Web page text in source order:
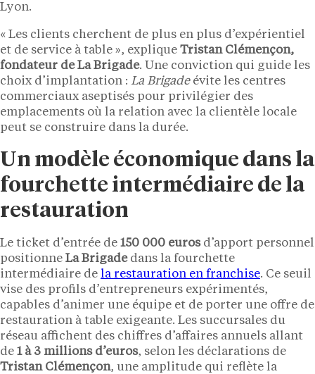
Lyon.
« Les clients cherchent de plus en plus d’expérientiel
et de service à table », explique Tristan Clémençon,
fondateur de La Brigade. Une conviction qui guide les
choix d’implantation : La Brigadeévite les centres
commerciaux aseptisés pour privilégier des
emplacements où la relation avec la clientèle locale
peut se construire dans la durée.
Un modèle économique dans la
fourchette intermédiaire de la
restauration
Le ticket d’entrée de 150 000 eurosd’apport personnel
positionne La Brigadedans la fourchette
intermédiaire de la restauration en franchise. Ce seuil
vise des profils d’entrepreneurs expérimentés,
capables d’animer une équipe et de porter une offre de
restauration à table exigeante. Les succursales du
réseau affichent des chiffres d’affaires annuels allant
de 1 à 3 millions d’euros, selon les déclarations de
Tristan Clémençon, une amplitude qui reflète la